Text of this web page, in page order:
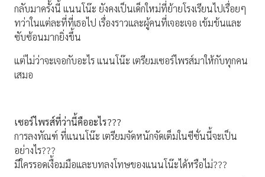
กลับมาครั้งนี้ แนนโน๊ะ ยังคงเป็นเด็กใหม่ที่ย้ายโรงเรียนไปเรื่อยๆ
ทว่าในแต่ละที่ที่เธอไป เรื่องราวและผู้คนที่เจอะเจอ เข้มข้นและ
ซับซ้อนมากยิ่งขึ้น
แต่ไม่ว่าจะเจอกับอะไร แนนโน๊ะ เตรียมเซอร์ไพรส์มาให้กับทุกคน
เสมอ
เซอร์ไพรส์ที่ว่านี้คืออะไร???
การลงทัณฑ์ ที่แนนโน๊ะ เตรียมจัดหนักจัดเต็มในซีซั่นนี้จะเป็น
อย่างไร???
มีใครรอดเงื้อมมือและบทลงโทษของแนนโน๊ะได้หรือไม่???